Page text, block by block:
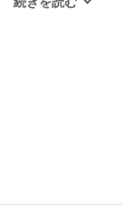
ット、ラッコ、